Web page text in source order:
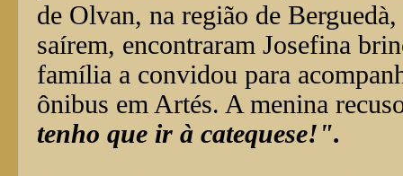
de Olvan, na região de
saírem, encontraram Josefina
família a convidou para
ônibus em Artés. A menina
tenho que ir à catequese!".